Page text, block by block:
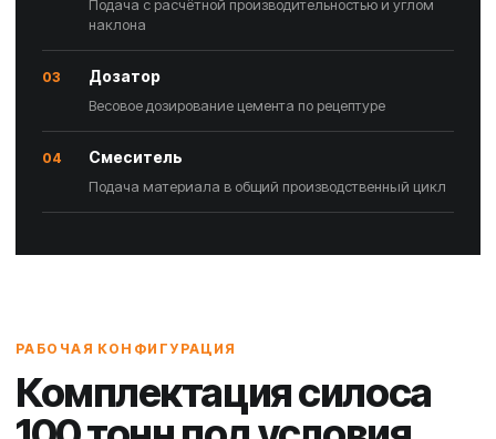
Подача с расчётной производительностью и углом
наклона
03 Дозатор
Весовое дозирование цемента по рецептуре
04 Смеситель
Подача материала в общий производственный цикл
РАБОЧАЯ КОНФИГУРАЦИЯ
Комплектация силоса